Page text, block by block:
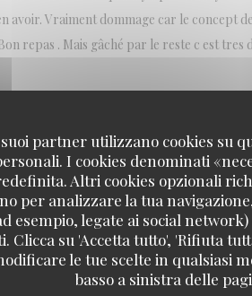
partner utilizzano cookies su
I cookies denominati
Altri cookies opzionali
per analizzare la tua
esempio, legate ai social
Clicca su 'Accetta tutto', 'Rifiuta
le tue scelte in qualsiasi
basso a sinistra delle
Vraiment dommage car le concept
repas . Mais gâché par le reste c est tres
SERVIZIO: 5/5 ATMOSFERA: 5/5
sont bien garnis ! J’y retournerai